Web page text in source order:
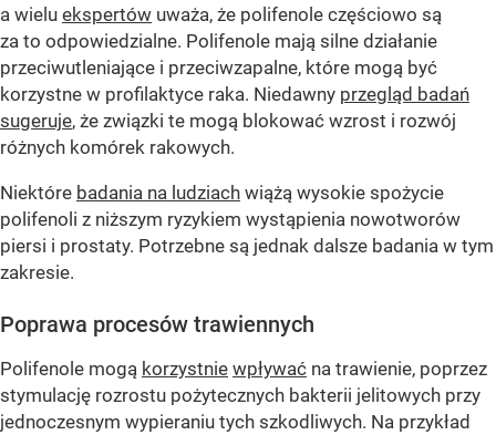
a wielu ekspertów uważa, że ​​polifenole częściowo są
za to odpowiedzialne. Polifenole mają silne działanie
przeciwutleniające i przeciwzapalne, które mogą być
korzystne w profilaktyce raka. Niedawny przegląd badań
sugeruje, że związki te mogą blokować wzrost i rozwój
różnych komórek rakowych.
Niektóre badania na ludziach wiążą wysokie spożycie
polifenoli z niższym ryzykiem wystąpienia nowotworów
piersi i prostaty. Potrzebne są jednak dalsze badania w tym
zakresie.
Poprawa procesów trawiennych
Polifenole mogą korzystnie wpływać na trawienie, poprzez
stymulację rozrostu pożytecznych bakterii jelitowych przy
jednoczesnym wypieraniu tych szkodliwych. Na przykład